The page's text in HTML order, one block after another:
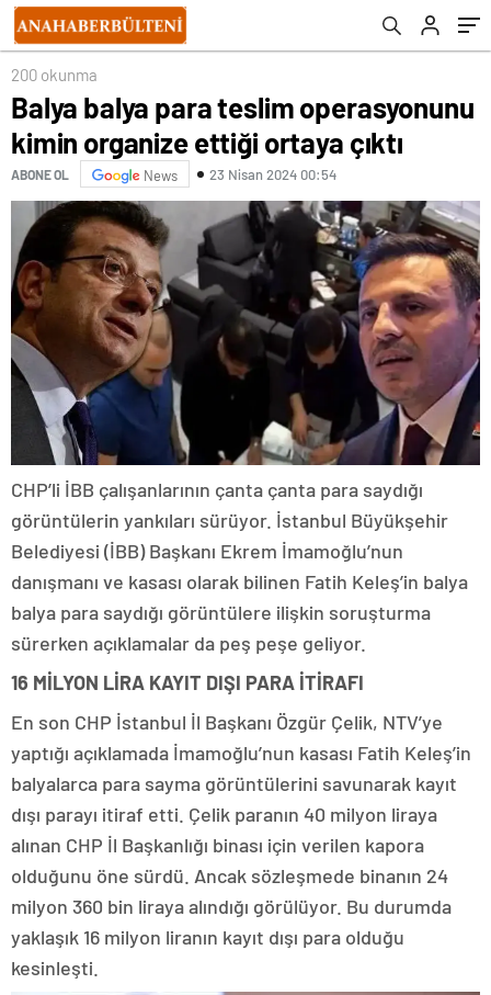
200 okunma
Balya balya para teslim operasyonunu
kimin organize ettiği ortaya çıktı
ABONE OL News 23 Nisan 2024 00:54
CHP’li İBB çalışanlarının çanta çanta para saydığı
görüntülerin yankıları sürüyor. İstanbul Büyükşehir
Belediyesi (İBB) Başkanı Ekrem İmamoğlu’nun
danışmanı ve kasası olarak bilinen Fatih Keleş’in balya
balya para saydığı görüntülere ilişkin soruşturma
sürerken açıklamalar da peş peşe geliyor.
16 MİLYON LİRA KAYIT DIŞI PARA İTİRAFI
En son CHP İstanbul İl Başkanı Özgür Çelik, NTV’ye
yaptığı açıklamada İmamoğlu’nun kasası Fatih Keleş’in
balyalarca para sayma görüntülerini savunarak kayıt
dışı parayı itiraf etti. Çelik paranın 40 milyon liraya
alınan CHP İl Başkanlığı binası için verilen kapora
olduğunu öne sürdü. Ancak sözleşmede binanın 24
milyon 360 bin liraya alındığı görülüyor. Bu durumda
yaklaşık 16 milyon liranın kayıt dışı para olduğu
kesinleşti.